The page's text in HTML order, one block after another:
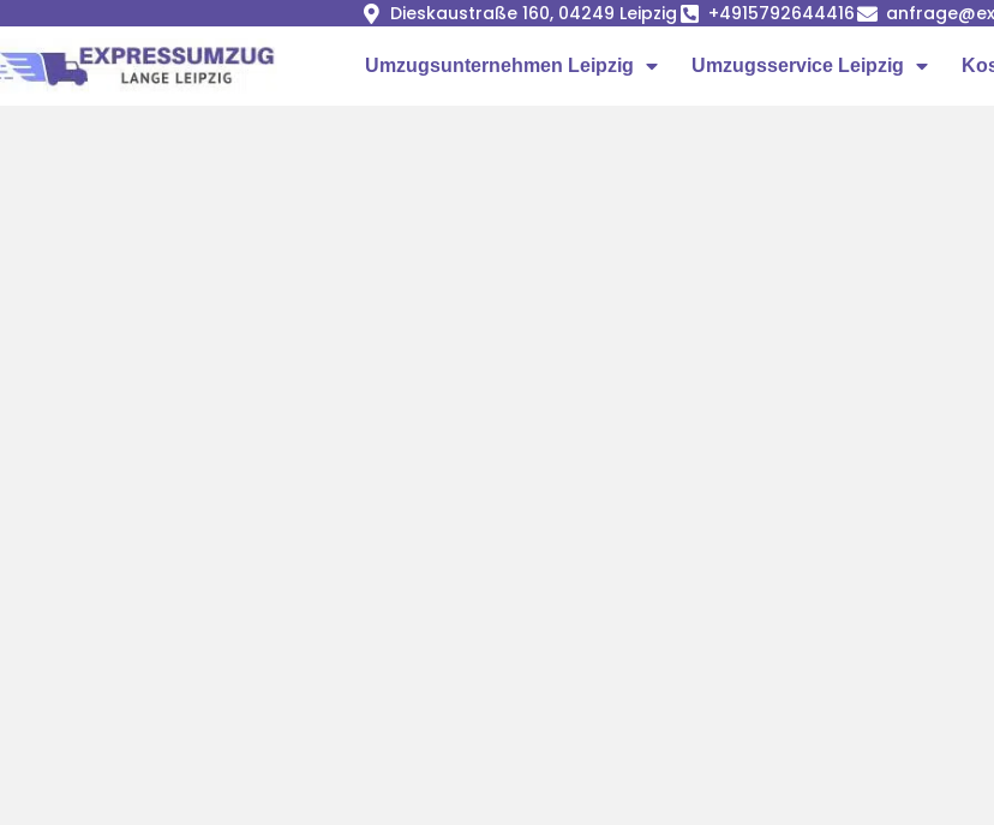
Dieskaustraße 160, 04249 Leipzig +4915792644416
Umzugsunternehmen Leipzig Umzugsservice Leipzig